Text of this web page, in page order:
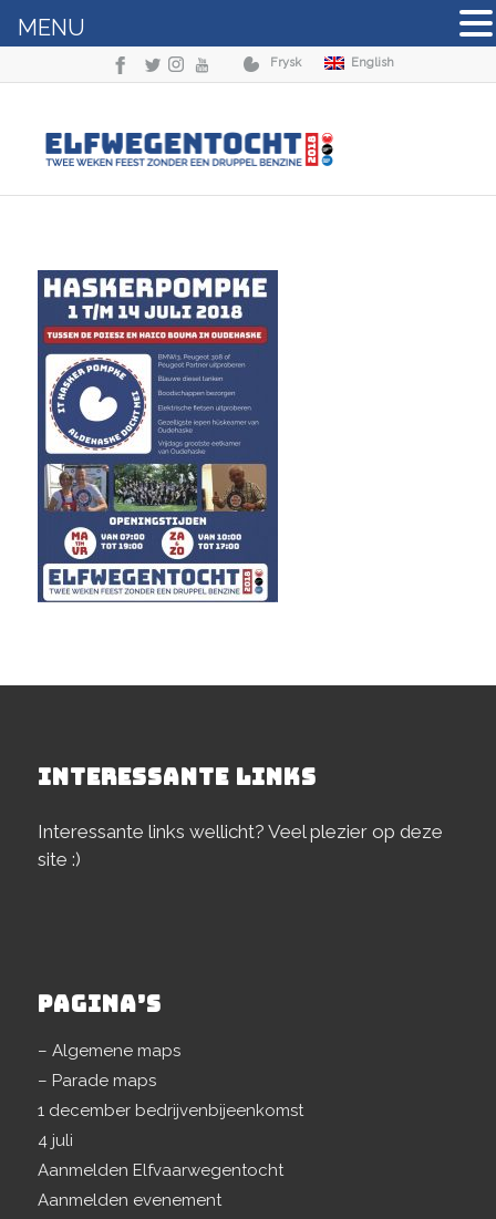
Frysk English
INTERESSANTE LINKS
Interessante links wellicht? Veel plezier op deze
site :)
PAGINA’S
– Algemene maps
– Parade maps
1 december bedrijvenbijeenkomst
4 juli
Aanmelden Elfvaarwegentocht
Aanmelden evenement
MENU